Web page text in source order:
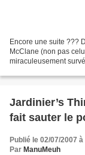
Encore une suite ???
McClane (non pas
miraculeusement
Jardinier’s
fait sauter le
Publié le 02/07/2007
Par ManuMeuh